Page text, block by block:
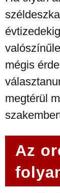
mégis
megtérül
Az